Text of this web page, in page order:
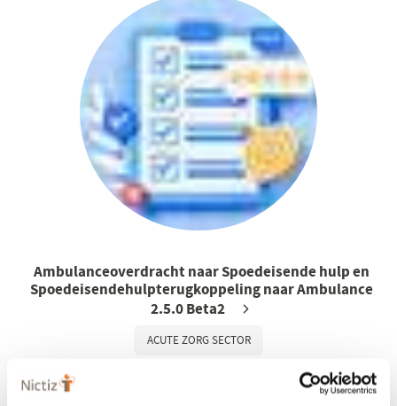
Ambulanceoverdracht naar Spoedeisende hulp en
Spoedeisendehulpterugkoppeling naar Ambulance
2.5.0 Beta2
ACUTE ZORG SECTOR